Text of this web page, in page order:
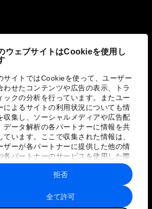
ウェブサイトはCookieを使用し
サイトではCookieを使って、ユーザー
わせたコンテンツや広告の表示、トラ
ックの分析を行っています。またユー
によるサイトの利用状況についても情
収集し、ソーシャルメディアや広告配
データ解析の各パートナーに情報を共
ています。ここで収集された情報は、
ザーが各パートナーに提供した他の情
各パートナーのサービスを使用した際
集された情報と組み合わされ、各パー
ーによって使用されることがありま
全て許可
拒否
の取り組み
シーポリシーと利用規約
サイトマップ